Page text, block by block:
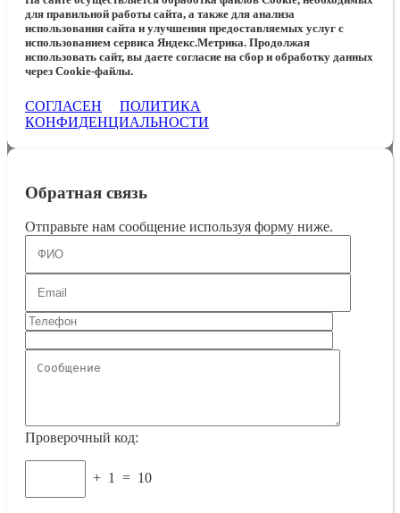
для правильной работы сайта, а также для анализа
использования сайта и улучшения предоставляемых услуг с
использованием сервиса Яндекс.Метрика. Продолжая
использовать сайт, вы даете согласие на сбор и обработку данных
через Cookie-файлы.
СОГЛАСЕН
ПОЛИТИКА
КОНФИДЕНЦИАЛЬНОСТИ
Обратная связь
Отправьте нам сообщение используя форму ниже.
Проверочный код:
+ 1 = 10